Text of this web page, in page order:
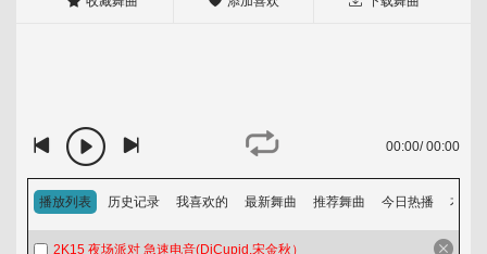
排行榜
音乐上传人
00:00/00:00
播放列表 历史记录 我喜欢的 最新舞曲 推荐舞曲 今日热播 本周
2K15 夜场派对 急速电音(DjCupid.宋金秋）